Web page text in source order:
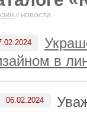
// НОВОСТИ
в
06.02.2024